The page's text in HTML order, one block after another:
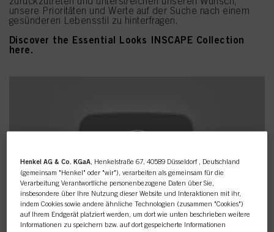
unsere Prioritäten und Werte auf der Suche nach einem
gesünderen Lebensstil zu hinterfragen.
Discover the Essential Looks INSCAPE Collection
here.
Henkel AG & Co. KGaA , Henkelstraße 67, 40589 Düsseldorf , Deutschland
(gemeinsam "Henkel" oder "wir"), verarbeiten als gemeinsam für die
Verarbeitung Verantwortliche personenbezogene Daten über Sie,
insbesondere über Ihre Nutzung dieser Website und Interaktionen mit ihr,
indem Cookies sowie andere ähnliche Technologien (zusammen "Cookies")
auf Ihrem Endgerät platziert werden, um dort wie unten beschrieben weitere
Informationen zu speichern bzw. auf dort gespeicherte Informationen